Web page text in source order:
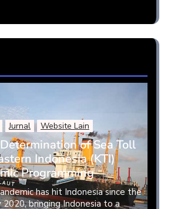
Jurnal Website Lain
of Sea Toll
Indonesia (KTI)
Programming
has hit Indonesia since the
bringing Indonesia to a